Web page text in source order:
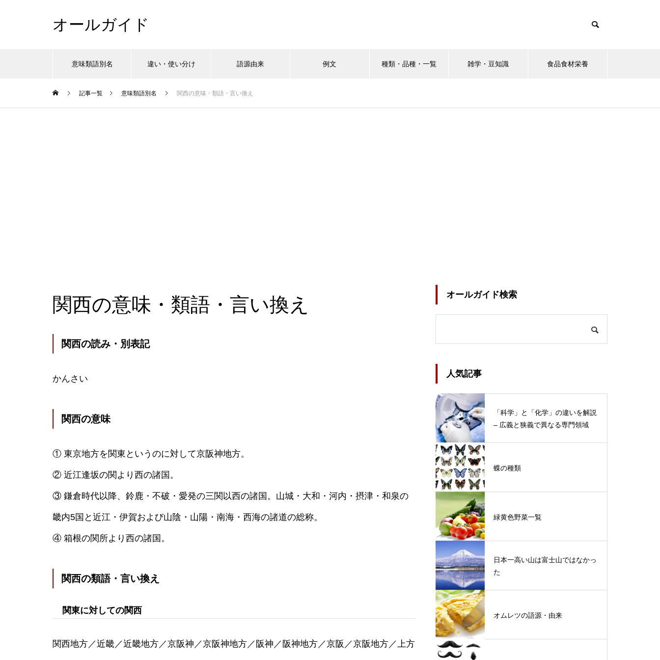
オールガイド
意味類語別名 違い・使い分け 語源由来 例文 種類・品種・一覧 雑学・豆知識 食品食材栄養
記事一覧 意味類語別名 関西の意味・類語・言い換え
関西の意味・類語・言い換え
関西の読み・別表記
かんさい
関西の意味
① 東京地方を関東というのに対して京阪神地方。
② 近江逢坂の関より西の諸国。
③ 鎌倉時代以降、鈴鹿・不破・愛発の三関以西の諸国。山城・大和・河内・摂津・和泉の
畿内5国と近江・伊賀および山陰・山陽・南海・西海の諸道の総称。
④ 箱根の関所より西の諸国。
関西の類語・言い換え
関東に対しての関西
関西地方／近畿／近畿地方／京阪神／京阪神地方／阪神／阪神地方／京阪／京阪地方／上方
オールガイド検索
人気記事
「科学」と「化学」の違いを解説
– 広義と狭義で異なる専門領域
蝶の種類
緑黄色野菜一覧
日本一高い山は富士山ではなかっ
た
オムレツの語源・由来